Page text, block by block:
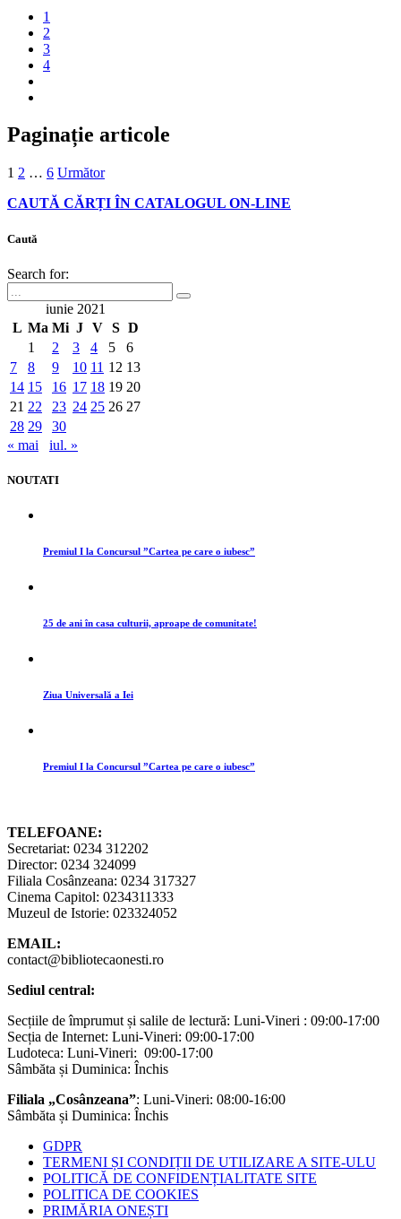
1
2
3
4
Paginație articole
1 2 … 6 Următor
CAUTĂ CĂRȚI ÎN CATALOGUL ON-LINE
Caută
Search for:
iunie 2021
L Ma Mi J V S D
1
2 3 4 5
6
7
8 9 10 11 12 13
14 15 16 17 18 19 20
21 22 23 24 25 26 27
28 29
30
« mai
iul. »
NOUTATI
Premiul I la Concursul ”Cartea pe care o iubesc”
25 de ani în casa culturii, aproape de comunitate!
Ziua Universală a Iei
Premiul I la Concursul ”Cartea pe care o iubesc”
TELEFOANE:
Secretariat: 0234 312202
Director: 0234 324099
Filiala Cosânzeana: 0234 317327
Cinema Capitol: 0234311333
Muzeul de Istorie: 023324052
EMAIL:
contact@bibliotecaonesti.ro
Sediul central:
Secțiile de împrumut și salile de lectură: Luni-Vineri : 09:00-17:00
Secția de Internet: Luni-Vineri: 09:00-17:00
Ludoteca: Luni-Vineri: 09:00-17:00
Sâmbăta și Duminica: Închis
Filiala „Cosânzeana”: Luni-Vineri: 08:00-16:00
Sâmbăta și Duminica: Închis
GDPR
TERMENI ȘI CONDIȚII DE UTILIZARE A SITE-ULU
POLITICĂ DE CONFIDENȚIALITATE SITE
POLITICA DE COOKIES
PRIMĂRIA ONEȘTI